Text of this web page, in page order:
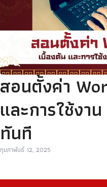
สอนตั้งค่า
และการใช้งา
ทันที
กุมภาพันธ์ 12, 2025